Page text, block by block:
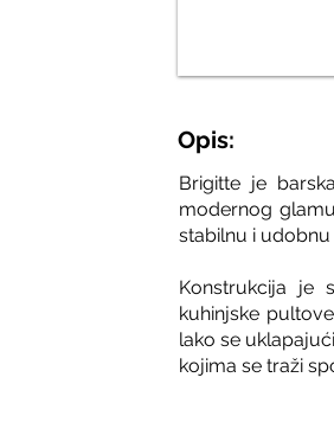
Opis:
Brigitte je
modernog
stabilnu i
Konstrukcija je
kuhinjske
lako se
kojima se traži